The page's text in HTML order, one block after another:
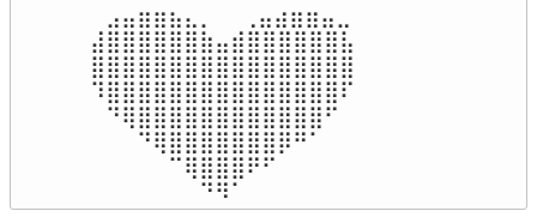
⠀⣠⣤⣶⣶⣦⣄⡀  ⠀⢀⣤⣴⣶⣶⣤⣀⠀
⣼⣿⣿⣿⣿⣿⣿⣷⣤⣾⣿⣿⣿⣿⣿⣿⣧
⣿⣿⣿⣿⣿⣿⣿⣿⣿⣿⣿⣿⣿⣿⣿⣿⣿
⠹⣿⣿⣿⣿⣿⣿⣿⣿⣿⣿⣿⣿⣿⣿⣿⠏
⠀⠙⢿⣿⣿⣿⣿⣿⣿⣿⣿⣿⣿⣿⣿⠋⠀
⠀⠀⠀⠙⢿⣿⣿⣿⣿⣿⣿⣿⡿⠛⠁⠀⠀
⠀⠀⠀⠀⠀⠉⢿⣿⣿⣿⠟⠋⠀⠀⠀⠀⠀
⠀⠀⠀⠀⠀⠀⠀⠙⠻⠁⠀⠀⠀⠀⠀⠀⠀⠀⠀⠀⠀⠀⠀